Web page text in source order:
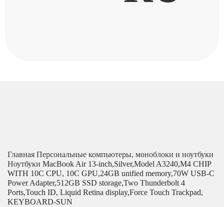
Главная Персональные компьютеры, моноблоки и ноутбуки
Ноутбуки MacBook Air 13-inch,Silver,Model A3240,M4 CHIP
WITH 10C CPU, 10C GPU,24GB unified memory,70W USB-C
Power Adapter,512GB SSD storage,Two Thunderbolt 4
Ports,Touch ID, Liquid Retina display,Force Touch Trackpad,
KEYBOARD-SUN